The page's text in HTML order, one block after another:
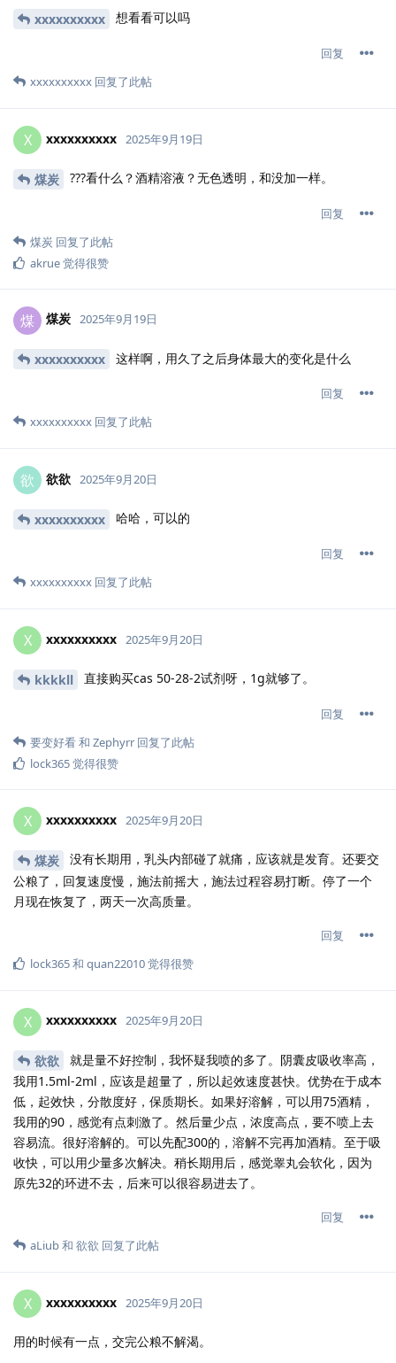
xxxxxxxxxx 想看看可以吗
回复
xxxxxxxxxx 回复了此帖
X xxxxxxxxxx 2025年9月19日
煤炭 ???看什么？酒精溶液？无色透明，和没加一样。
回复
煤炭 回复了此帖
akrue觉得很赞
煤 煤炭 2025年9月19日
xxxxxxxxxx 这样啊，用久了之后身体最大的变化是什么
回复
xxxxxxxxxx 回复了此帖
欲 欲欲 2025年9月20日
xxxxxxxxxx 哈哈，可以的
回复
xxxxxxxxxx 回复了此帖
X xxxxxxxxxx 2025年9月20日
kkkkll 直接购买cas 50-28-2试剂呀，1g就够了。
回复
要变好看和 Zephyrr 回复了此帖
lock365觉得很赞
X xxxxxxxxxx 2025年9月20日
煤炭
没有长期用，乳头内部碰了就痛，应该就是发育。还要交
公粮了，回复速度慢，施法前摇大，施法过程容易打断。停了一个
月现在恢复了，两天一次高质量。
回复
lock365和 quan22010觉得很赞
X xxxxxxxxxx 2025年9月20日
欲欲
就是量不好控制，我怀疑我喷的多了。阴囊皮吸收率高，
我用1.5ml-2ml，应该是超量了，所以起效速度甚快。优势在于成本
低，起效快，分散度好，保质期长。如果好溶解，可以用75酒精，
我用的90，感觉有点刺激了。然后量少点，浓度高点，要不喷上去
容易流。很好溶解的。可以先配300的，溶解不完再加酒精。至于吸
收快，可以用少量多次解决。稍长期用后，感觉睾丸会软化，因为
原先32的环进不去，后来可以很容易进去了。
回复
aLiub和 欲欲 回复了此帖
X xxxxxxxxxx 2025年9月20日
用的时候有一点，交完公粮不解渴。